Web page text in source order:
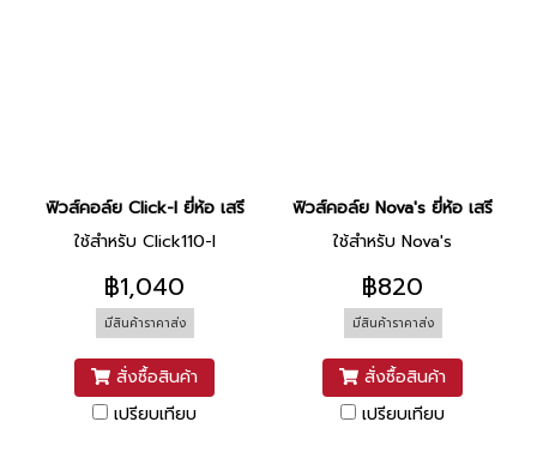
ฟิวส์คอล์ย Click-I ยี่ห้อ เสรี
ใช้สำหรับ Click110-I
฿1,040
มีสินค้าราคาส่ง
สั่งซื้อสินค้า
เปรียบเทียบ
ฟิวส์คอล์ย Nova's ยี่ห้อ เสรี
ใช้สำหรับ Nova's
฿820
มีสินค้าราคาส่ง
สั่งซื้อสินค้า
เปรียบเทียบ